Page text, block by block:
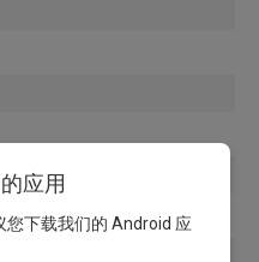
应用
您下载我们的 Android 应